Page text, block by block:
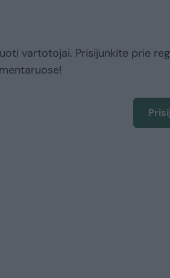
vartotojai. Prisijunkite prie